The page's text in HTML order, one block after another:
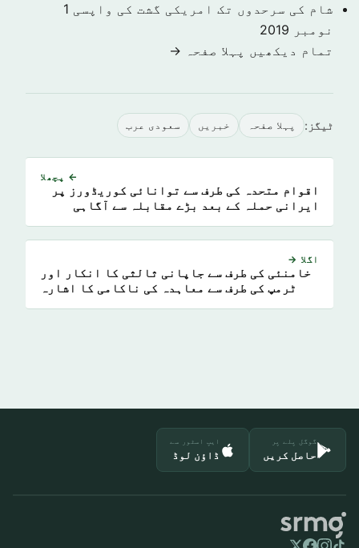
شام کی سرحدوں تک امریکی گشت کی واپسی 1
نومبر 2019
تمام دیکھیں پہلا صفحہ →
ٹیگز: پہلا صفحہ خبريں سعودى عرب
← پچھلا
اقوام متحدہ کی طرف سے توانائی کوریڈورز پر
ایرانی حملہ کے بعد بڑے مقابلہ سے آگاہی
اگلا →
خامنئی کی طرف سے جاپانی ثالثی کا انکار اور
ٹرمپ کی طرف سے معاہدہ کی ناکامی کا اشارہ
گوگل پلے پر
حاصل کریں
ایپ اسٹور سے
ڈاؤن لوڈ